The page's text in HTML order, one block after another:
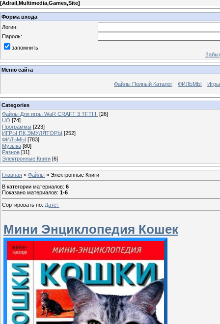
[Adrail,Multimedia,Games,Site]
Форма входа
Логин:
Пароль:
запомнить
Меню сайта
Файлы Полный Каталог ФИЛЬМЫ
Categories
Файлы Для игры WaR CRAFT 3 TFT!!!! [26]
UO [74]
Программы [223]
ИГРЫ ПК,ЭМУЛЯТОРЫ [252]
ФИЛЬМЫ [783]
Музыка [80]
Разное [11]
Электронные Книги [6]
Главная » Файлы » Электронные Книги
В категории материалов: 6
Показано материалов: 1-6
Сортировать по: Дате
Мини Энциклопедия Кошек